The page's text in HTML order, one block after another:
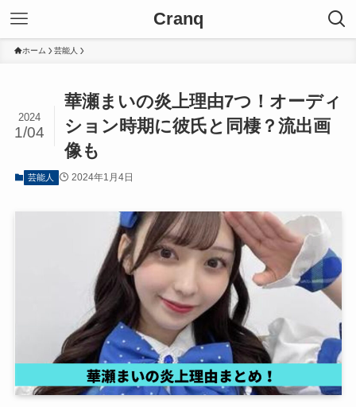
Cranq
ホーム 芸能人
華瀬まいの炎上理由7つ！オーディ
ション時期に彼氏と同棲？流出画
像も
2024
1/04
芸能人 2024年1月4日